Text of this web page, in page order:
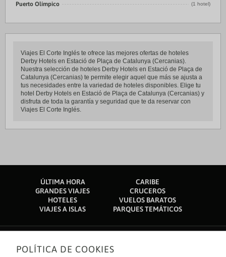
Puerto Olímpico (1 hotel)
Viajes El Corte Inglés te ofrece las mejores ofertas de hoteles
Derby Hotels en Estació de Plaça de Catalunya (Cercanias).
Nuestra selección de hoteles Derby Hotels en Estació de Plaça de
Catalunya (Cercanias) te permite elegir aquel que más se ajusta a
tus necesidades entre la variedad de hoteles disponibles. Elige tu
hotel Derby Hotels en Estació de Plaça de Catalunya (Cercanias) y
disfruta de toda la garantía y seguridad que te da reservar con
Viajes El Corte Inglés.
ÚLTIMA HORA
CARIBE
GRANDES VIAJES
CRUCEROS
HOTELES
VUELOS BARATOS
VIAJES A ISLAS
PARQUES TEMÁTICOS
Sobre nosotros
POLÍTICA DE COOKIES